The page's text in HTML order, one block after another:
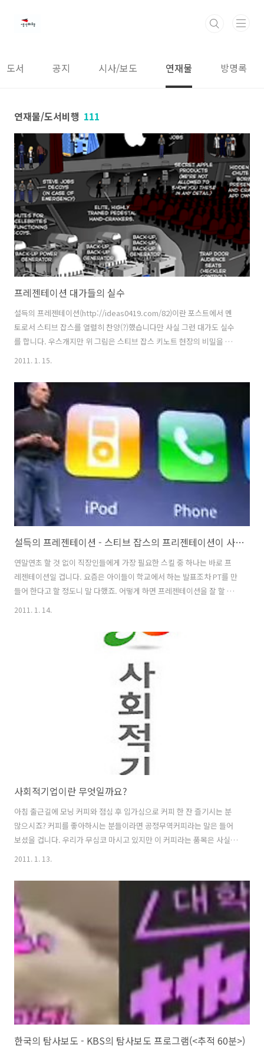
도서 공지 시사/보도 연재물 방명록
연재물/도서비행 111
프레젠테이션 대가들의 실수
설득의 프레젠테이션(http://ideas0419.com/82)이란 포스트에서 멘
토로서 스티브 잡스를 열렬히 찬양(?)했습니다만 사실 그런 대가도 실수
를 합니다. 우스개지만 위 그림은 스티브 잡스 키노트 현장의 비밀을 파
헤친 것입니다. 스티브 잡스는 완벽한 프레젠테이션을 위해 정전에 대비
업 발전기를 완비해놓고 해코지하는 청중은 비밀리에 상어 밥으로 던지
며 예비 스티브 잡스까지 마련해놓는다는 내용이죠. ^^; 개그는 개그일
뿐이지만 스티브 잡스는 단 한 번의 키노트를 위해 엄청난 노력과 시간을
들여 연습하고 또 연습하기로 유명합니다. 하지만 그도 사람인지라 실수
를 하곤 합니다. 우리나라 기업의 키노트가 미흡한 건 실수라기보다 PT
작성..
2011. 1. 15.
설득의 프레젠테이션 - 스티브 잡스의 프리젠테이션이 사람을 사로잡는 이유
연말연초 할 것 없이 직장인들에게 가장 필요한 스킬 중 하나는 바로 프
레젠테이션일 겁니다. 요즘은 아이들이 학교에서 하는 발표조차 PT를 만
들어 한다고 할 정도니 말 다했죠. 어떻게 하면 프레젠테이션을 잘 할 수
있을까요? 가장 먼저 깨달아야 할 점은 프레젠테이션의 목적이 파워포인
는데 있다는 사실입니다. 프레젠테이션의 가장 큰 단점은 준비하는 시간
의 90퍼센트를 표나 슬라이드 같은 자료를 만드는 데 허비한다는 점이
다. 그보다는 어떻게 하면 사람들에게 실제로 영향을 줄 수 있을까를 생
각하는 데 중점을 두어야 하는 데 말이다. 목적이 아닌 수단에 사로잡히
게 되는 것이다. 프레젠테이션을 통해 가능성을 제안하기 보다는 프레젠
2011. 1. 14.
사회적기업이란 무엇일까요?
아침 출근길에 모닝 커피와 점심 후 입가심으로 커피 한 잔 즐기시는 분
많으시죠? 커피를 좋아하시는 분들이라면 공정무역커피라는 말은 들어
보셨을 겁니다. 우리가 무심코 마시고 있지만 이 커피라는 품목은 사실
세계에서 석유 다음으로 거래량이 활발한 품목이라는군요. 가격 폭락이
진국의 커피 확보를 위한 원조라는 미명하에 종속관계에 놓이게 되었죠.
하루 1달러도 안 되는 돈을 벌기 위해 착취당하는 아이들의 피와 땀이 커
피 원두에 가득히 서려 있었던 겁니다. 이 불평등한 무역 구조를 깨뜨리
기 위해 유럽에서 공정한 가격으로 거래하여 적정수익을 농가에 돌려주
고자 하는 착한 소비가 시작되었는데, 이러한 운동이 바로 공정무역커피
의 시초가 되었습니다. 우..
2011. 1. 13.
한국의 탐사보도 - KBS의 탐사보도 프로그램(<추적 60분>)